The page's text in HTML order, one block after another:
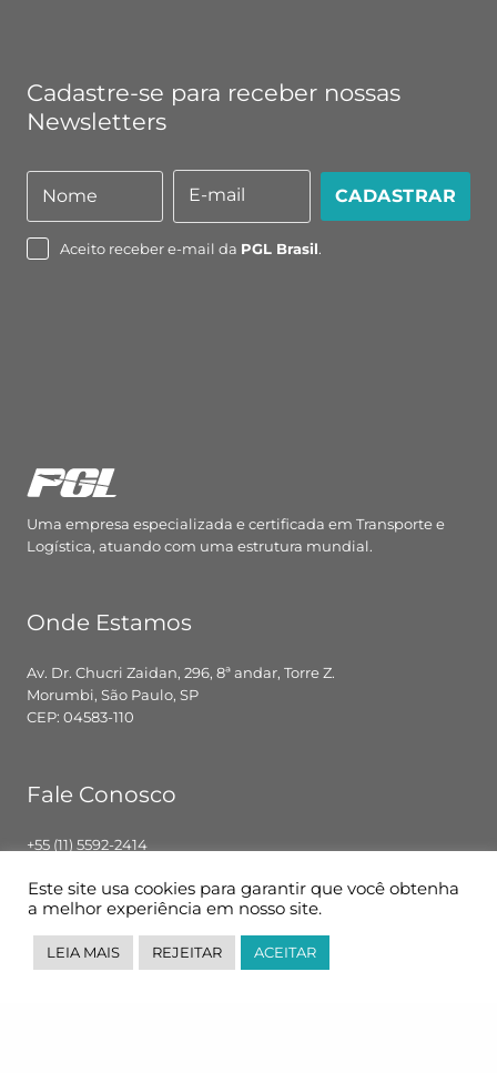
Cadastre-se para receber nossas
Newsletters
Nome
Nome
mail
E-mail CADASTRAR
Aceito receber e-mail da PGL Brasil.
Uma empresa especializada e certificada em Transporte e
Logística, atuando com uma estrutura mundial.
Onde Estamos
Av. Dr. Chucri Zaidan, 296, 8ª andar, Torre Z.
Morumbi, São Paulo, SP
CEP: 04583-110
Fale Conosco
+55 (11) 5592-2414
Segunda – Sexta: 8h00 – 18h00
Siga-nos
Este site usa cookies para garantir que você obtenha
a melhor experiência em nosso site.
LEIA MAIS REJEITAR ACEITAR